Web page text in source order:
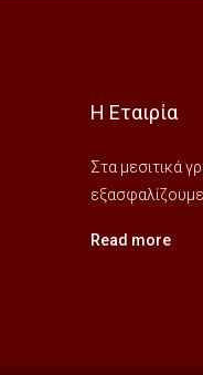
Η Εταιρία
Στα μεσιτικά
Read more